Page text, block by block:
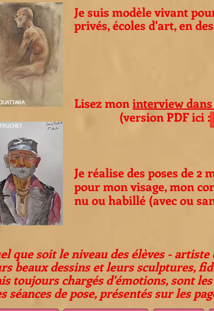
Je suismodèle vivant
privés, écoles d'art, en
que soit le niveau des élèves -
beaux dessins et leurs sculptures,
toujours chargés d'émotions,sont
séances de pose,présentés sur les
Je réalise des poses de 2
pour mon visage, mon
nu ou habillé (avec ou
Lisez moninterview
(version PDF